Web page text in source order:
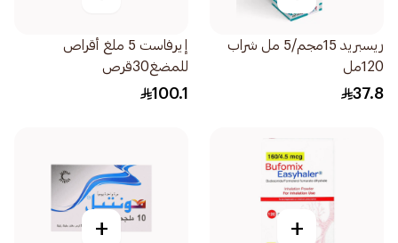
ريسبريد 15مجم/5 مل شراب
120مل
37.8
إيرفاست 5 ملغ أقراص
للمضغ30قرص
100.1
+
+